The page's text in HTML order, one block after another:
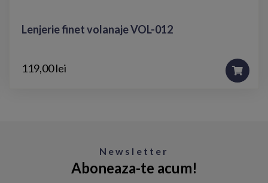
Lenjerie finet volanaje VOL-012
119,00 lei
Newsletter
Aboneaza-te acum!